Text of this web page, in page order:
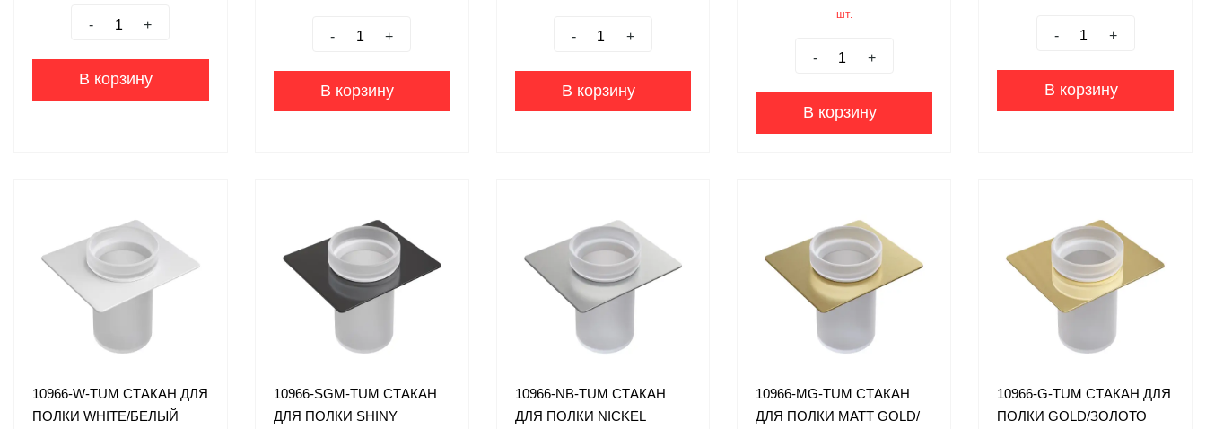
- +
В корзину
- +
В корзину
- +
В корзину
шт.
- +
В корзину
- +
В корзину
10966-W-TUM СТАКАН ДЛЯ
ПОЛКИ WHITE/БЕЛЫЙ
10966-SGM-TUM СТАКАН
ДЛЯ ПОЛКИ SHINY
10966-NB-TUM СТАКАН
ДЛЯ ПОЛКИ NICKEL
10966-MG-TUM СТАКАН
ДЛЯ ПОЛКИ MATT GOLD/
10966-G-TUM СТАКАН ДЛЯ
ПОЛКИ GOLD/ЗОЛОТО